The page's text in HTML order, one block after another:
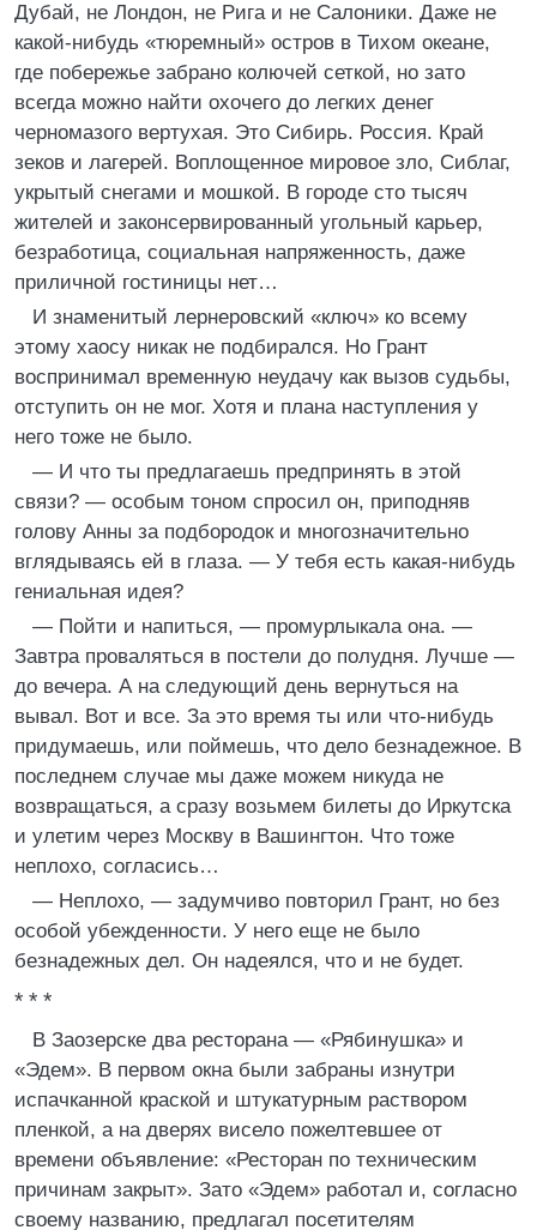
Дубай, не Лондон, не Рига и не Салоники. Даже не
какой-нибудь «тюремный» остров в Тихом океане,
где побережье забрано колючей сеткой, но зато
всегда можно найти охочего до легких денег
черномазого вертухая. Это Сибирь. Россия. Край
зеков и лагерей. Воплощенное мировое зло, Сиблаг,
укрытый снегами и мошкой. В городе сто тысяч
жителей и законсервированный угольный карьер,
безработица, социальная напряженность, даже
приличной гостиницы нет…
И знаменитый лернеровский «ключ» ко всему
этому хаосу никак не подбирался. Но Грант
воспринимал временную неудачу как вызов судьбы,
отступить он не мог. Хотя и плана наступления у
него тоже не было.
— И что ты предлагаешь предпринять в этой
связи? — особым тоном спросил он, приподняв
голову Анны за подбородок и многозначительно
вглядываясь ей в глаза. — У тебя есть какая-нибудь
гениальная идея?
— Пойти и напиться, — промурлыкала она. —
Завтра проваляться в постели до полудня. Лучше —
до вечера. А на следующий день вернуться на
вывал. Вот и все. За это время ты или что-нибудь
придумаешь, или поймешь, что дело безнадежное. В
последнем случае мы даже можем никуда не
возвращаться, а сразу возьмем билеты до Иркутска
и улетим через Москву в Вашингтон. Что тоже
неплохо, согласись…
— Неплохо, — задумчиво повторил Грант, но без
особой убежденности. У него еще не было
безнадежных дел. Он надеялся, что и не будет.
* * *
В Заозерске два ресторана — «Рябинушка» и
«Эдем». В первом окна были забраны изнутри
испачканной краской и штукатурным раствором
пленкой, а на дверях висело пожелтевшее от
времени объявление: «Ресторан по техническим
причинам закрыт». Зато «Эдем» работал и, согласно
своему названию, предлагал посетителям